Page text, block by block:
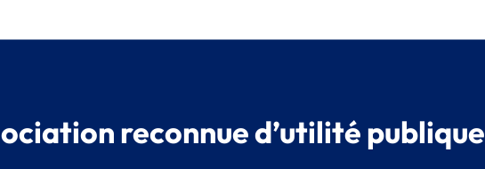
reconnue d’utilité publique